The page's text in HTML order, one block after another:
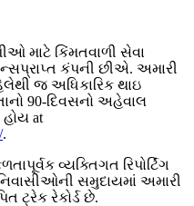
માટે કિંમતવાળી સેવા
કંપની છીએ. અમારી
જ અધિકારિક થાઇ
90-દિવસનો અહેવાલ
at
.
વ્યક્તિગત રિપોર્ટિંગ
સમુદાયમાં અમારી
ટ્રેક રેકોર્ડ છે.